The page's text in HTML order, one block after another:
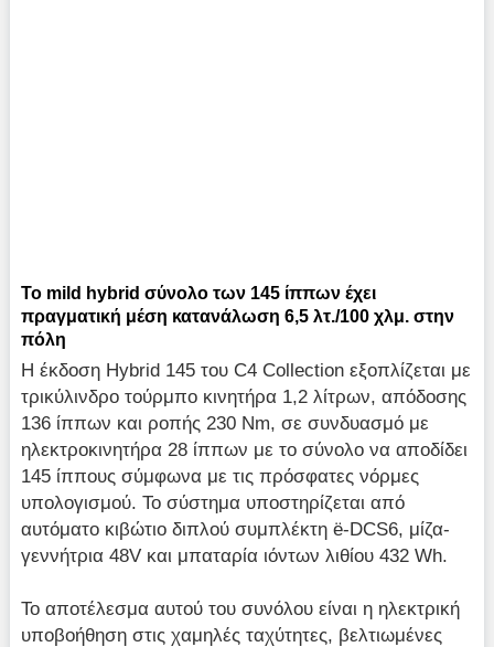
Το mild hybrid σύνολο των 145 ίππων έχει
πραγματική μέση κατανάλωση 6,5 λτ./100 χλμ. στην
πόλη
Η έκδοση Hybrid 145 του C4 Collection εξοπλίζεται με
τρικύλινδρο τούρμπο κινητήρα 1,2 λίτρων, απόδοσης
136 ίππων και ροπής 230 Nm, σε συνδυασμό με
ηλεκτροκινητήρα 28 ίππων με το σύνολο να αποδίδει
145 ίππους σύμφωνα με τις πρόσφατες νόρμες
υπολογισμού. Το σύστημα υποστηρίζεται από
αυτόματο κιβώτιο διπλού συμπλέκτη ë-DCS6, μίζα-
γεννήτρια 48V και μπαταρία ιόντων λιθίου 432 Wh.
Το αποτέλεσμα αυτού του συνόλου είναι η ηλεκτρική
υποβοήθηση στις χαμηλές ταχύτητες, βελτιωμένες